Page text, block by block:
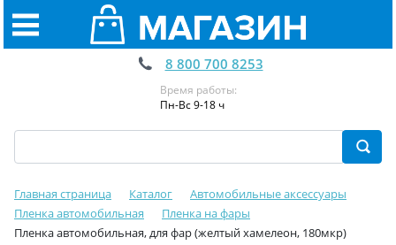
8 800 700 8253
Время работы:
Пн-Вс 9-18 ч
Главная страница Каталог
Автомобильные аксессуары
Пленка автомобильная
Пленка на фары
Пленка автомобильная, для фар (желтый хамелеон, 180мкр)